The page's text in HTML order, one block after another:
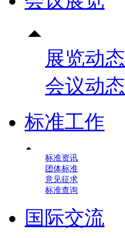

展览动态
会议动态
标准工作

标准资讯
团体标准
意见征求
标准查询
国际交流